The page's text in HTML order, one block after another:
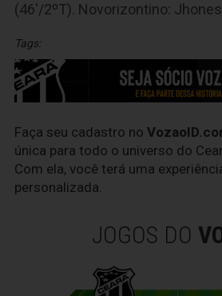
(46'/2ºT). Novorizontino: Jhones
Tags:
Faça seu cadastro no
única para todo o universo do
Com ela, você terá uma
personalizada.
JOGOS DO